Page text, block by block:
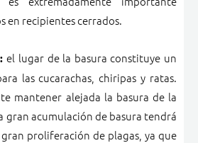
en recipientes cerrados.
el lugar de la basura constituye un
las cucarachas, chiripas y ratas.
mantener alejada la basura de la
gran acumulación de basura tendrá
proliferación de plagas, ya que